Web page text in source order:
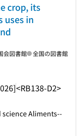
crop, its
uses in
<RB138-D2>
会図書館 全国の図書館
science Aliments--